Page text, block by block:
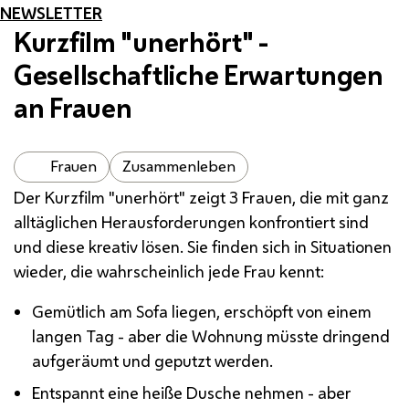
NEWSLETTER
Kurzfilm "unerhört" -
Gesellschaftliche Erwartungen
an Frauen
Frauen Zusammenleben
Der Kurzfilm "unerhört" zeigt 3 Frauen, die mit ganz
alltäglichen Herausforderungen konfrontiert sind
und diese kreativ lösen. Sie finden sich in Situationen
wieder, die wahrscheinlich jede Frau kennt:
Gemütlich am Sofa liegen, erschöpft von einem
langen Tag - aber die Wohnung müsste dringend
aufgeräumt und geputzt werden.
Entspannt eine heiße Dusche nehmen - aber